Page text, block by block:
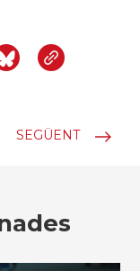
SEGÜENT